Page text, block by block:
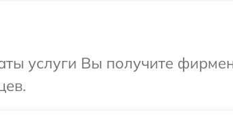
услуги Вы получите